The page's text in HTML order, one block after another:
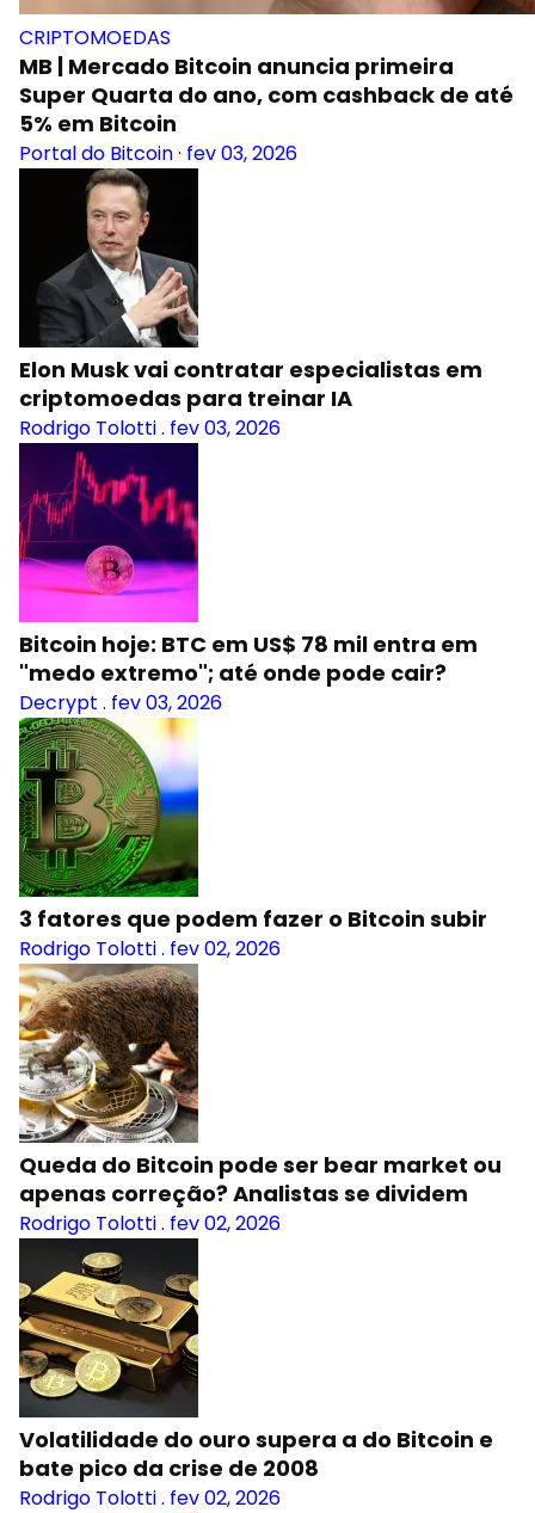
CRIPTOMOEDAS
MB | Mercado Bitcoin anuncia primeira
Super Quarta do ano, com cashback de até
5% em Bitcoin
Portal do Bitcoin· fev 03, 2026
Elon Musk vai contratar especialistas em
criptomoedas para treinar IA
Rodrigo Tolotti. fev 03, 2026
Bitcoin hoje: BTC em US$ 78 mil entra em
"medo extremo"; até onde pode cair?
Decrypt . fev 03, 2026
3 fatores que podem fazer o Bitcoin subir
Rodrigo Tolotti. fev 02, 2026
Queda do Bitcoin pode ser bear market ou
apenas correção? Analistas se dividem
Rodrigo Tolotti. fev 02, 2026
Volatilidade do ouro supera a do Bitcoin e
bate pico da crise de 2008
Rodrigo Tolotti. fev 02, 2026